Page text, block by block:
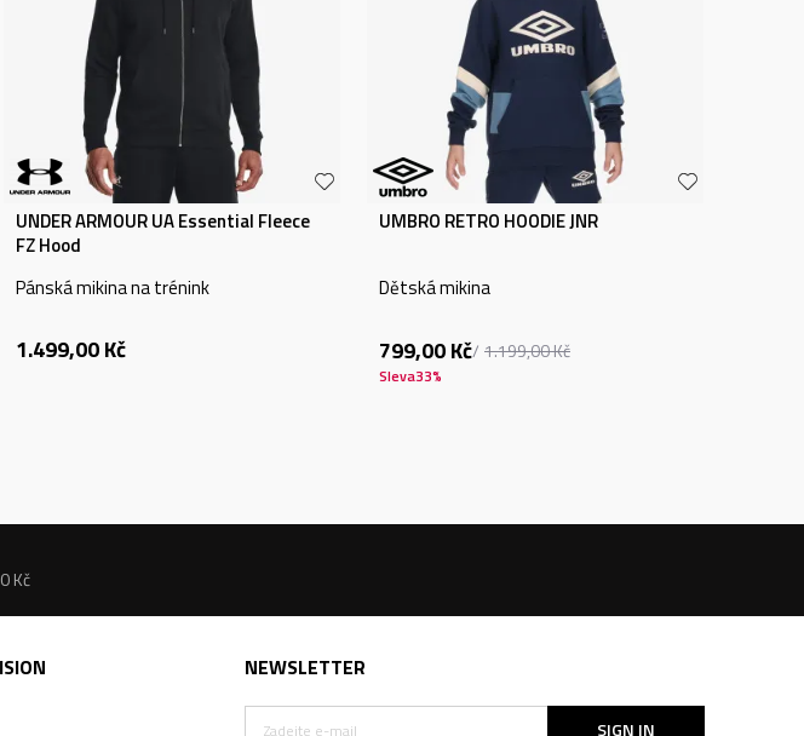
UNDER ARMOUR UA Essential Fleece
FZ Hood
Pánská mikina na trénink
1.499,00Kč
UMBRO RETRO HOODIE JNR
Dětská mikina
799,00Kč 1.199,00Kč
Sleva33%
Kč
NEWSLETTER
SIGN IN